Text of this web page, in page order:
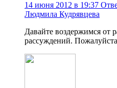
14 июня 2012 в 19:37
Людмила Кудрявцева
Давайте воздержимся от
рассуждений.